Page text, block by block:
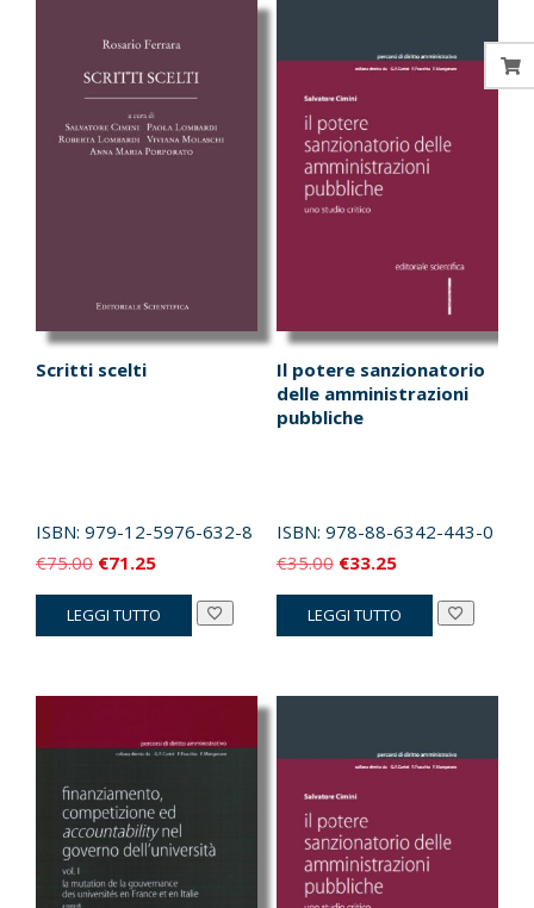
più
Scritti scelti
ISBN: 979-12-5976-632-8
€75.00 Il
prezzo
originale
€71.25Il
prezzo
attuale
LEGGI TUTTO
Il potere sanzionatorio
delle amministrazioni
pubbliche
ISBN: 978-88-6342-443-0
€35.00 Il
prezzo
originale
€33.25Il
prezzo
attuale
LEGGI TUTTO